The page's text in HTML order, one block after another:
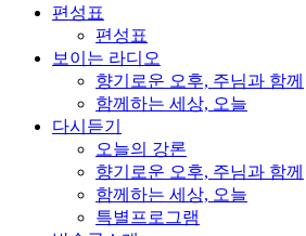
편성표
편성표
보이는 라디오
향기로운 오후, 주님과 함께
함께하는 세상, 오늘
다시듣기
오늘의 강론
향기로운 오후, 주님과 함께
함께하는 세상, 오늘
특별프로그램